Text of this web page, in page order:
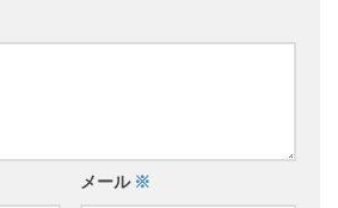
メール ※